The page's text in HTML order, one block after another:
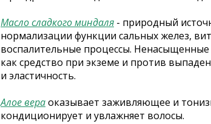
Масло сладкого миндаля - природный
нормализации функции сальных желез,
воспалительные процессы.
как средство при экземе и против
и эластичность.
Алое вераоказывает заживляющее и
кондиционирует и увлажняет волосы.